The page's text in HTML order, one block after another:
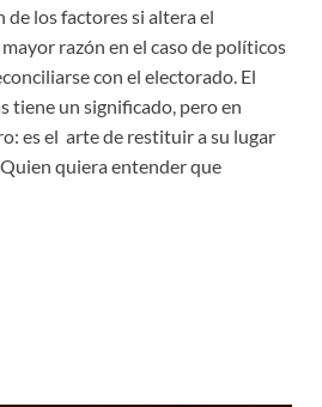
de los factores si altera el
razón en el caso de políticos
con el electorado. El
tiene un significado, pero en
es el arte de restituir a su lugar
quiera entender que